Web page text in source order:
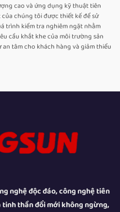
cao và ứng dụng kỹ thuật tiên
chúng tôi được thiết kế để sử
trình kiểm tra nghiêm ngặt nhằm
cầu khắt khe của môi trường sản
tâm cho khách hàng và giảm thiểu
nghệ độc đáo, công nghệ tiên
thần đổi mới không ngừng,